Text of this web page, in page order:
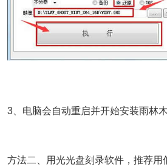
3、电脑会自动重启并开始安装雨林
方法二、用光光盘刻录软件，推荐用